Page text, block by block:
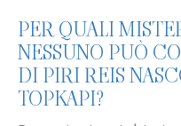
PER QUALI
NESSUNO PUÒ
DI PIRI REIS
TOPKAPI?